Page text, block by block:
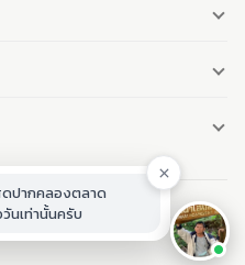
กไม้งานศพ ปากคลองตลาด.